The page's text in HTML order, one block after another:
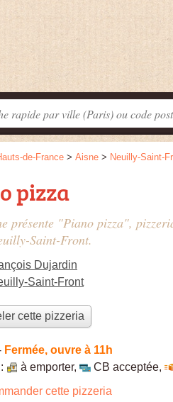
de-France > Aisne > Neuilly-Saint-
pizza
présente "Piano pizza",
Saint-Front.
Dujardin
Saint-Front
cette pizzeria
Fermée, ouvre à 11h
à emporter, CB acceptée,
cette pizzeria